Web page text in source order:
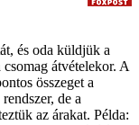
és oda küldjük a
átvételekor. A
összeget a
de a
az árakat. Példa: